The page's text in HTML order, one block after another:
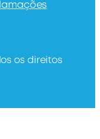
os direitos